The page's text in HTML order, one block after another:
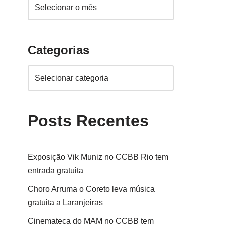
Categorias
Posts Recentes
Exposição Vik Muniz no CCBB Rio tem
entrada gratuita
Choro Arruma o Coreto leva música
gratuita a Laranjeiras
Cinemateca do MAM no CCBB tem